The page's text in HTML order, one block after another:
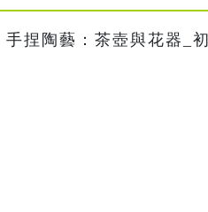
捏陶藝：茶壺與花器_初